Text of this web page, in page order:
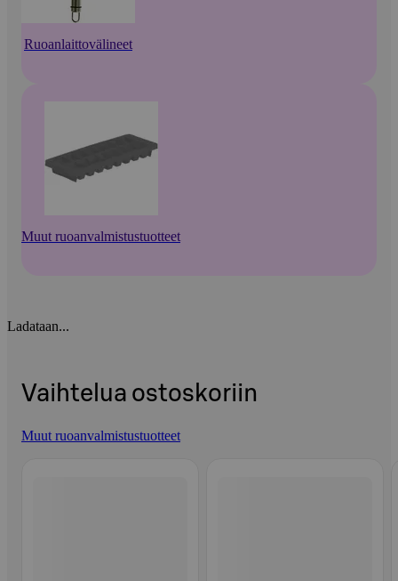
Ruoanlaittovälineet
Muut ruoanvalmistustuotteet
Ladataan...
Vaihtelua ostoskoriin
Muut ruoanvalmistustuotteet